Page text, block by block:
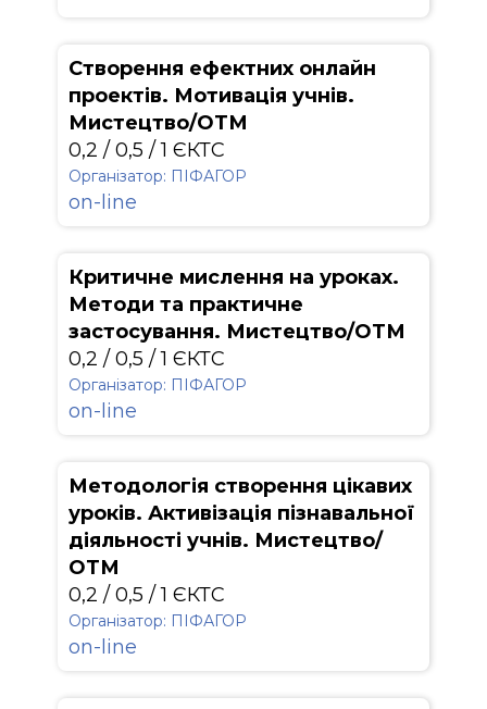
Створення ефектних онлайн
проектів. Мотивація учнів.
Мистецтво/ОТМ
0,2 / 0,5 / 1 ЄКТС
Організатор: ПІФАГОР
on-line
Критичне мислення на уроках.
Методи та практичне
застосування. Мистецтво/ОТМ
0,2 / 0,5 / 1 ЄКТС
Організатор: ПІФАГОР
on-line
Методологія створення цікавих
уроків. Активізація пізнавальної
діяльності учнів. Мистецтво/
ОТМ
0,2 / 0,5 / 1 ЄКТС
Організатор: ПІФАГОР
on-line